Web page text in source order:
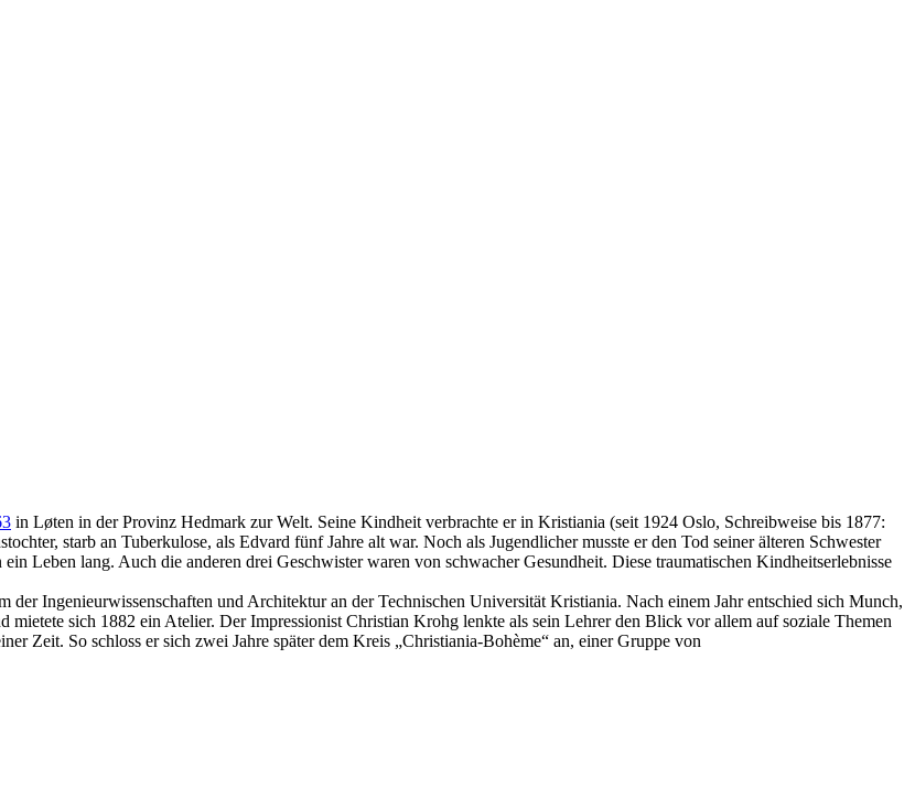
in Løten in der Provinz Hedmark zur Welt. Seine Kindheit verbrachte er in Kristiania (seit 1924 Oslo, Schreibweise bis 1877:
starb an Tuberkulose, als Edvard fünf Jahre alt war. Noch als Jugendlicher musste er den Tod seiner älteren Schwester
Leben lang. Auch die anderen drei Geschwister waren von schwacher Gesundheit. Diese traumatischen Kindheitserlebnisse
der Ingenieurwissenschaften und Architektur an der Technischen Universität Kristiania. Nach einem Jahr entschied sich Munch,
sich 1882 ein Atelier. Der Impressionist Christian Krohg lenkte als sein Lehrer den Blick vor allem auf soziale Themen
Zeit. So schloss er sich zwei Jahre später dem Kreis „Christiania-Bohème“ an, einer Gruppe von